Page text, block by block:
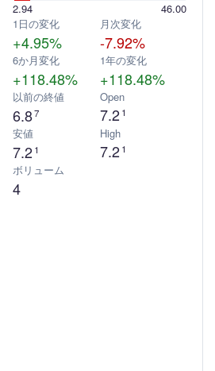
2.94
46.00
1日の変化
+4.95%
月次変化
-7.92%
6か月変化
+118.48%
1年の変化
+118.48%
以前の終値
6.87
Open
7.2 1
安値
7.21
High
7.2 1
ボリューム
4